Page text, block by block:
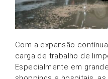
Com a expansão
carga de trabalho de
Especialmente em